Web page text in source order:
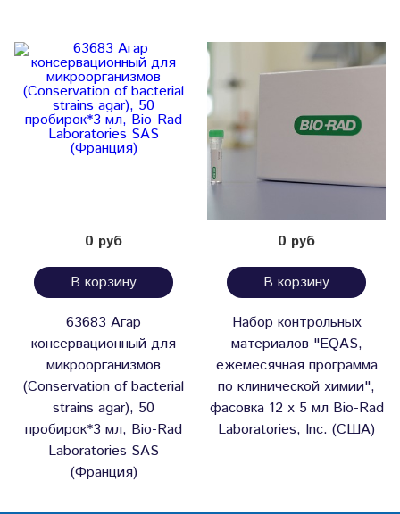
0 руб
В корзину
63683 Агар
консервационный для
микроорганизмов
(Conservation of bacterial
strains agar), 50
пробирок*3 мл, Bio-Rad
Laboratories SAS
(Франция)
0 руб
В корзину
Набор контрольных
материалов "EQAS,
ежемесячная программа
по клинической химии",
фасовка 12 х 5 мл Bio-Rad
Laboratories, Inc. (США)